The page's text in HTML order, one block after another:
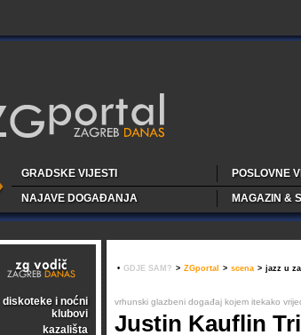
GRADSKE VIJESTI POSLOVNE
NAJAVE DOGAĐANJA
MAGAZIN &
diskoteke i noćni
klubovi
kazališta
• GDJE SAM? > ZGportal > scena > jazz u
vrhunski glazbeni događaj kojem itekako
Justin Kauflin